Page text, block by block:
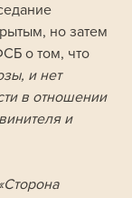
но затем
о том, что
и нет
в отношении
и